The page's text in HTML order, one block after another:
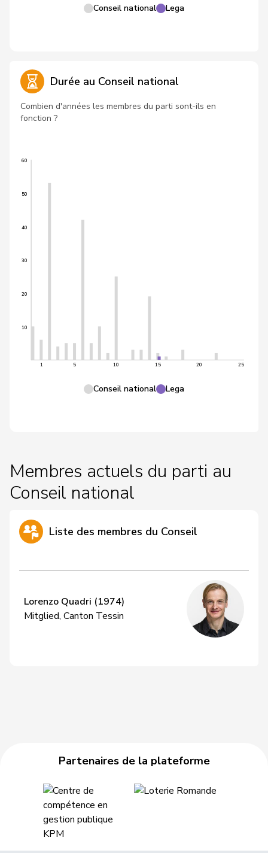
Conseil national Lega
Durée au Conseil national
Combien d'années les membres du parti sont-ils en
fonction ?
10
20
30
40
50
60
1 5 10 15 20 25
Conseil national Lega
Membres actuels du parti au
Conseil national
Liste des membres du Conseil
Lorenzo Quadri (1974)
Mitglied, Canton Tessin
Partenaires de la plateforme